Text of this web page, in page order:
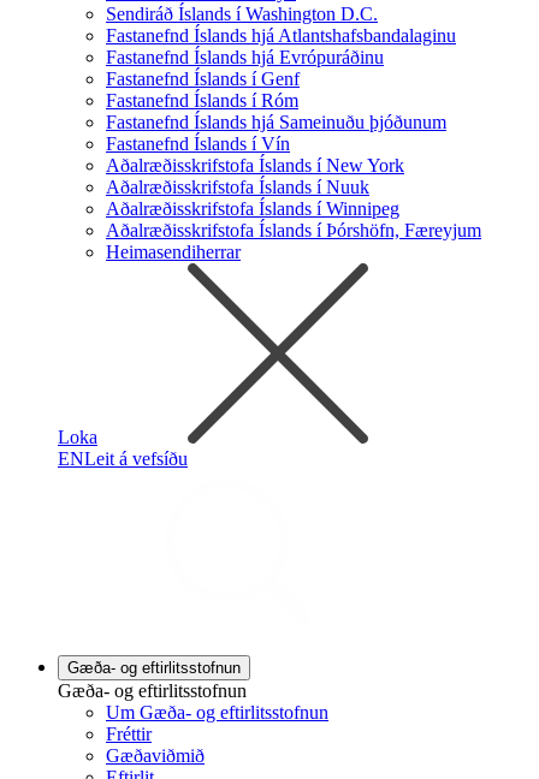
Sendiráð Íslands í Washington D.C.
Fastanefnd Íslands hjá Atlantshafsbandalaginu
Fastanefnd Íslands hjá Evrópuráðinu
Fastanefnd Íslands í Genf
Fastanefnd Íslands í Róm
Fastanefnd Íslands hjá Sameinuðu þjóðunum
Fastanefnd Íslands í Vín
Aðalræðisskrifstofa Íslands í New York
Aðalræðisskrifstofa Íslands í Nuuk
Aðalræðisskrifstofa Íslands í Winnipeg
Aðalræðisskrifstofa Íslands í Þórshöfn, Færeyjum
Heimasendiherrar
Loka
ENLeit á vefsíðu
Gæða- og eftirlitsstofnun
Gæða- og eftirlitsstofnun
Um Gæða- og eftirlitsstofnun
Fréttir
Gæðaviðmið